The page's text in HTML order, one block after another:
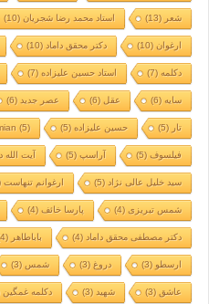
شعر (13) استاد محمد رضا شجریان(10)
ارغوان(10) دکتر محقق داماد(10)
دکلمه(7) استاد حسین علیزاده(7)
سایه(6) عقل(6) عصر جدید(6)
تار (5) حسین علیزاده(5)
(5)
فیلسوف(5) آراسپ(5) آیت
سید خلیل عالی نژاد(5) ارغوانم تنهاست
شمس تبریزی(4) پارسا خائف(4)
دکتر مصطفی محقق داماد(4) باباطاهر (4)
ارسطو (3) دروغ(3) شمس(3)
عاشق(3) شهید(3) دکلمه غمگین